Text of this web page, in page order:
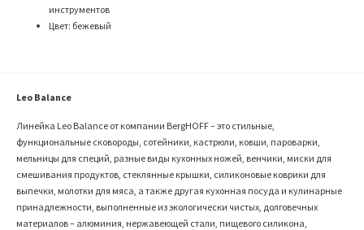
инструментов
Цвет: бежевый
Leo Balance
Линейка Leo Balance от компании BergHOFF – это стильные,
функциональные сковороды, сотейники, кастрюли, ковши, пароварки,
мельницы для специй, разные виды кухонных ножей, венчики, миски для
смешивания продуктов, стеклянные крышки, силиконовые коврики для
выпечки, молотки для мяса, а также другая кухонная посуда и кулинарные
принадлежности, выполненные из экологически чистых, долговечных
материалов – алюминия, нержавеющей стали, пищевого силикона,